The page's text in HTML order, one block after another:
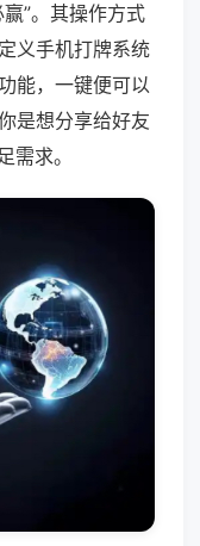
”。其操作方式
义手机打牌系统
能，一键便可以
是想分享给好友
需求。